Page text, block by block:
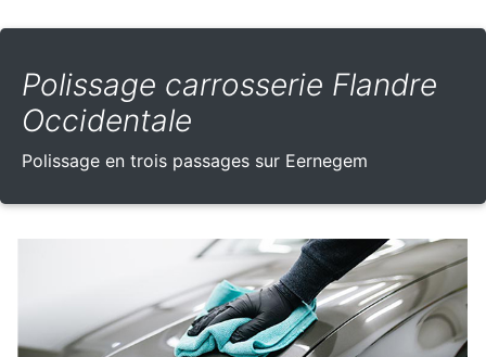
Polissage carrosserie Flandre
Occidentale
Polissage en trois passages sur Eernegem